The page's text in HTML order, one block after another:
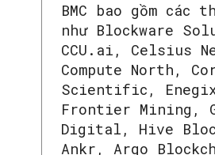
BMC bao gồm các
như Blockware
CCU.ai, Celsius
Compute North,
Scientific,
Frontier Mining,
Digital, Hive
Ankr, Argo